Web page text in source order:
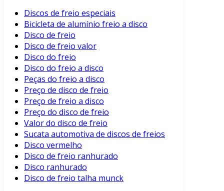
Discos de freio especiais
Bicicleta de alumínio freio a disco
Disco de freio
Disco de freio valor
Disco do freio
Disco do freio a disco
Peças do freio a disco
Preço de disco de freio
Preço de freio a disco
Preço do disco de freio
Valor do disco de freio
Sucata automotiva de discos de freios
Disco vermelho
Disco de freio ranhurado
Disco ranhurado
Disco de freio talha munck